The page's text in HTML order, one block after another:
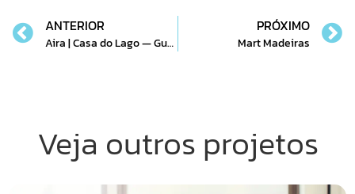
ANTERIOR
Aira | Casa do Lago — Guarapari
PRÓXIMO
Mart Madeiras
Veja outros projetos